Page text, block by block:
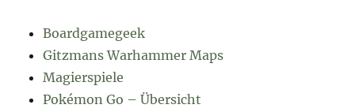
Boardgamegeek
Gitzmans Warhammer Maps
Magierspiele
Pokémon Go – Übersicht